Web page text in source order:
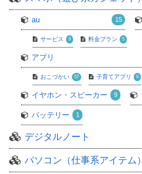
au 15
サービス 9 料金プラン 5
アプリ
おこづかい 57 子育てアプリ 8
イヤホン・スピーカー 9
バッテリー 1
デジタルノート
パソコン（仕事系アイテム）